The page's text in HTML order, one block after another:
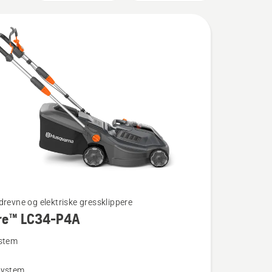
og elektriske gressklippere
LC34-P4A